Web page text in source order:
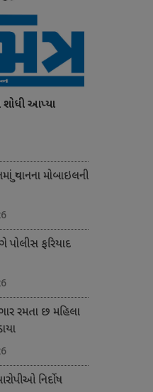
આપ્યા
યુવાનના મોબાઇલની
ફરિયાદ
રમતા છ મહિલા
નિર્દોષ